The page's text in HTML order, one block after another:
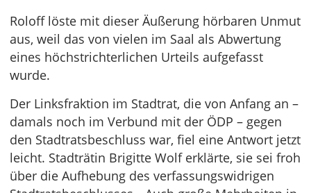
Roloff löste mit dieser Äußerung hörbaren Unmut
aus, weil das von vielen im Saal als Abwertung
eines höchstrichterlichen Urteils aufgefasst
wurde.
Der Linksfraktion im Stadtrat, die von Anfang an –
damals noch im Verbund mit der ÖDP – gegen
den Stadtratsbeschluss war, fiel eine Antwort jetzt
leicht. Stadträtin Brigitte Wolf erklärte, sie sei froh
über die Aufhebung des verfassungswidrigen